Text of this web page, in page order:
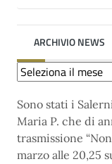
ARCHIVIO NEWS
Archivio
Sono stati i
Maria P. che di
trasmissione
marzo alle 20,25